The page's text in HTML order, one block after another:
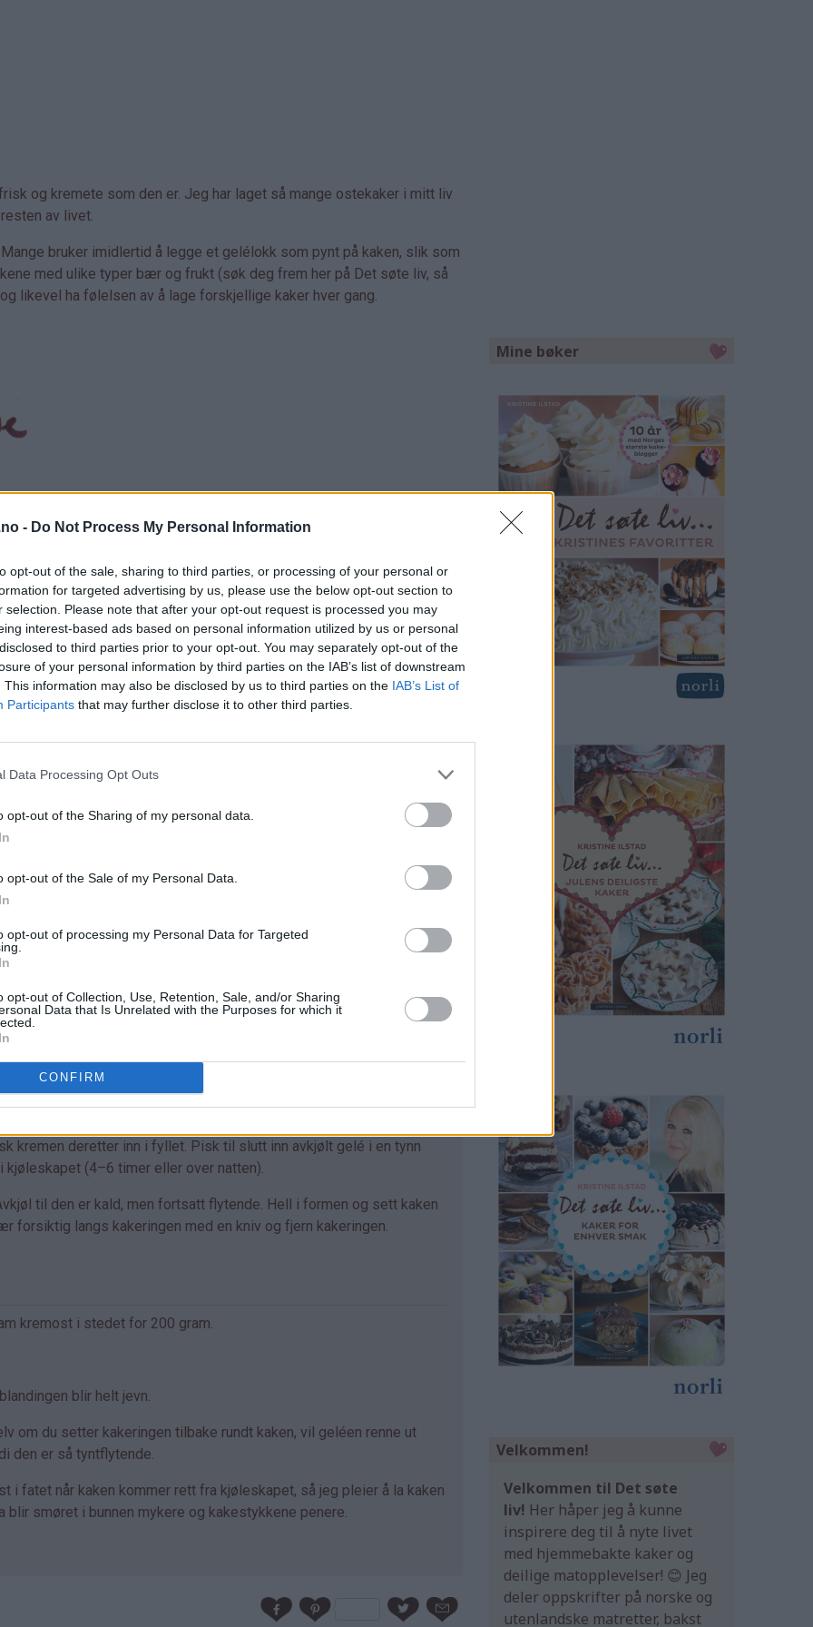
- Do Not Process My Personal Information
opt-out of the sale, sharing to third parties, or processing of your personal or
for targeted advertising by us, please use the below opt-out section to
selection. Please note that after your opt-out request is processed you may
interest-based ads based on personal information utilized by us or personal
to third parties prior to your opt-out. You may separately opt-out of the
of your personal information by third parties on the IAB’s list of downstream
This information may also be disclosed by us to third parties on the IAB’s List of
Participants that may further disclose it to other third parties.
Data Processing Opt Outs
opt-out of the Sharing of my personal data.
opt-out of the Sale of my Personal Data.
opt-out of processing my Personal Data for Targeted
opt-out of Collection, Use, Retention, Sale, and/or Sharing
Data that Is Unrelated with the Purposes for which it
CONFIRM
og kremete som den er. Jeg har laget så mange ostekaker i mitt liv
av livet.
Mange bruker imidlertid å legge et gelélokk som pynt på kaken, slik som
med ulike typer bær og frukt (søk deg frem her på Det søte liv, så
likevel ha følelsen av å lage forskjellige kaker hver gang.
den i en plastikpose og kjevle over. Bland kjekssmulene med
direkte på et passende fat. Klem kjeksblandingen i bunnen og helt
kakeform som kombinerer springform med kakefat) Sett formen
den er kald, men fortsatt flytende. Pisk sammen rømme, kremost,
kremen deretter inn i fyllet. Pisk til slutt inn avkjølt gelé i en tynn
(4–6 timer eller over natten).
til den er kald, men fortsatt flytende. Hell i formen og sett kaken
forsiktig langs kakeringen med en kniv og fjern kakeringen.
kremost i stedet for 200 gram.
blir helt jevn.
om du setter kakeringen tilbake rundt kaken, vil geléen renne ut
den er så tyntflytende.
i fatet når kaken kommer rett fra kjøleskapet, så jeg pleier å la kaken
smøret i bunnen mykere og kakestykkene penere.
Mine bøker
Velkommen!
Velkommen til Det søte
liv! Her håper jeg å kunne
inspirere deg til å nyte livet
med hjemmebakte kaker og
deilige matopplevelser! 😊 Jeg
deler oppskrifter på norske og
utenlandske matretter, bakst